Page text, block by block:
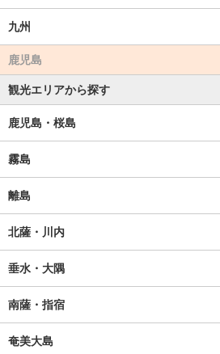
九州
鹿児島
観光エリアから探す
鹿児島・桜島
霧島
離島
北薩・川内
垂水・大隅
南薩・指宿
奄美大島